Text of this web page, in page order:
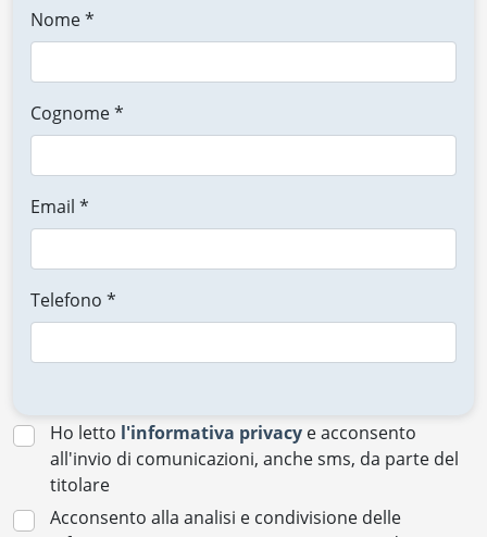
Nome *
Cognome *
Email *
Telefono *
Ho letto l'informativa privacy e acconsento
all'invio di comunicazioni, anche sms, da parte del
titolare
Acconsento alla analisi e condivisione delle